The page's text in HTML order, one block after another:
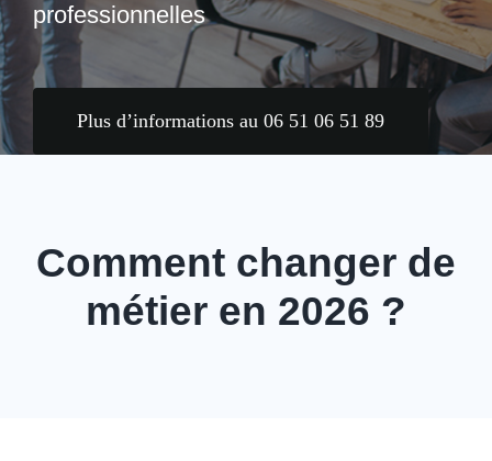
professionnelles
Plus d’informations au 06 51 06 51 89
Comment changer de
métier en 2026 ?